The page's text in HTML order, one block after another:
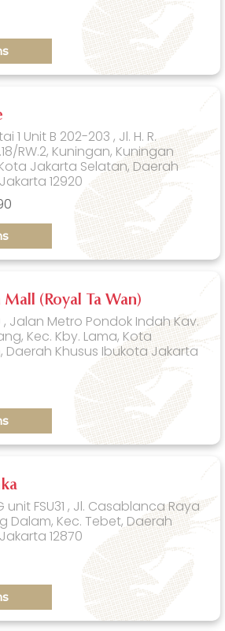
1 Unit B 202-203 , Jl. H. R.
RW.2, Kuningan, Kuningan
Jakarta Selatan, Daerah
12920
(Royal Ta Wan)
, Jalan Metro Pondok Indah Kav.
Kec. Kby. Lama, Kota
Daerah Khusus Ibukota Jakarta
unit FSU31 , Jl. Casablanca Raya
Dalam, Kec. Tebet, Daerah
12870